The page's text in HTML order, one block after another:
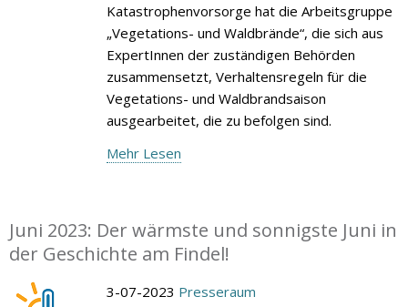
Katastrophenvorsorge hat die Arbeitsgruppe
„Vegetations- und Waldbrände“, die sich aus
ExpertInnen der zuständigen Behörden
zusammensetzt, Verhaltensregeln für die
Vegetations- und Waldbrandsaison
ausgearbeitet, die zu befolgen sind.
Mehr Lesen
Juni 2023: Der wärmste und sonnigste Juni in
der Geschichte am Findel!
3-07-2023 Presseraum